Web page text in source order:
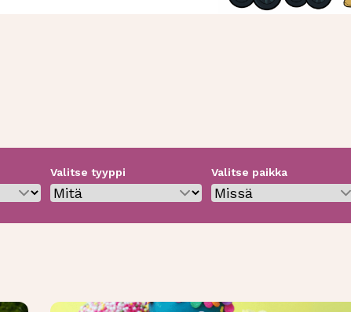
Valitse tyyppi Valitse paikka